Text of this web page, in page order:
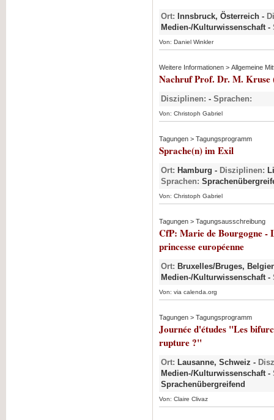
Ort: Innsbruck, Österreich -
Medien-/Kulturwissenschaft -
Von: Daniel Winkler
Weitere Informationen > Allgemeine
Nachruf Prof. Dr. M. Kruse
Disziplinen: - Sprachen:
Von: Christoph Gabriel
Tagungen > Tagungsprogramm
Sprache(n) im Exil
Ort: Hamburg - Disziplinen:
Sprachen:
Von: Christoph Gabriel
Tagungen > Tagungsausschreibung
CfP: Marie de Bourgogne -
princesse européenne
Ort: Bruxelles/Bruges,
Medien-/Kulturwissenschaft -
Von: via calenda.org
Tagungen > Tagungsprogramm
Journée d'études "Les
rupture ?"
Ort: Lausanne, Schweiz -
Medien-/Kulturwissenschaft -
Sprachenübergreifend
Von: Claire Clivaz